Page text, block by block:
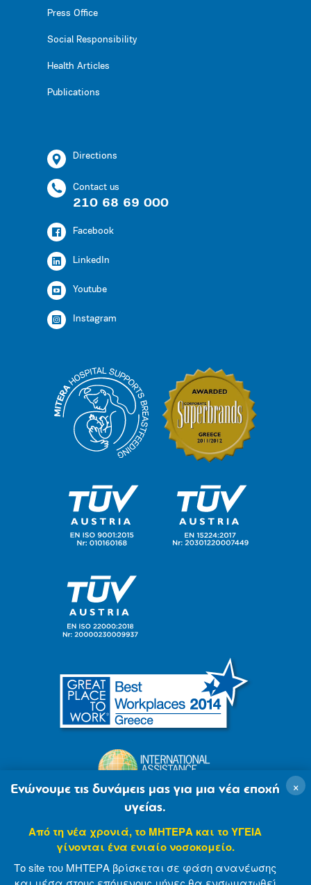
Press Office
Social Responsibility
Health Articles
Publications
Directions
Contact us
210 68 69 000
Facebook
LinkedIn
Youtube
Instagram
×
Ενώνουμε τις δυνάμεις μας για μια νέα εποχή
υγείας.
Από τη νέα χρονιά, το ΜΗΤΕΡΑ και το ΥΓΕΙΑ
γίνονται ένα ενιαίο νοσοκομείο.
Το site του ΜΗΤΕΡΑ βρίσκεται σε φάση ανανέωσης